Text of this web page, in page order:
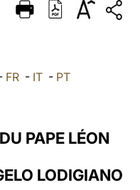
ITALIANO
العربيّة
中文
FR - IT - PT
PAPE LÉON
LODIGIANO